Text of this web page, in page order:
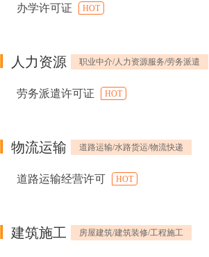
办学许可证 HOT
人力资源 职业中介/人力资源服务/劳务派遣
劳务派遣许可证 HOT
物流运输 道路运输/水路货运/物流快递
道路运输经营许可 HOT
建筑施工 房屋建筑/建筑装修/工程施工